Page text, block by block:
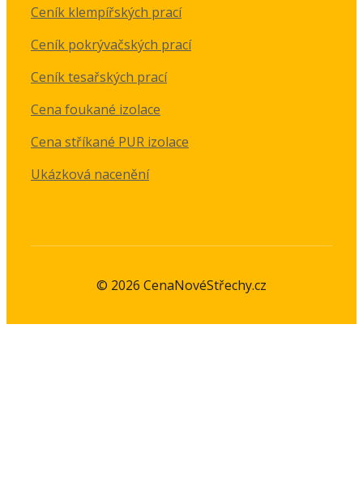
Ceník klempířských prací
Ceník pokrývačských prací
Ceník tesařských prací
Cena foukané izolace
Cena stříkané PUR izolace
Ukázková nacenění
© 2026 CenaNovéStřechy.cz